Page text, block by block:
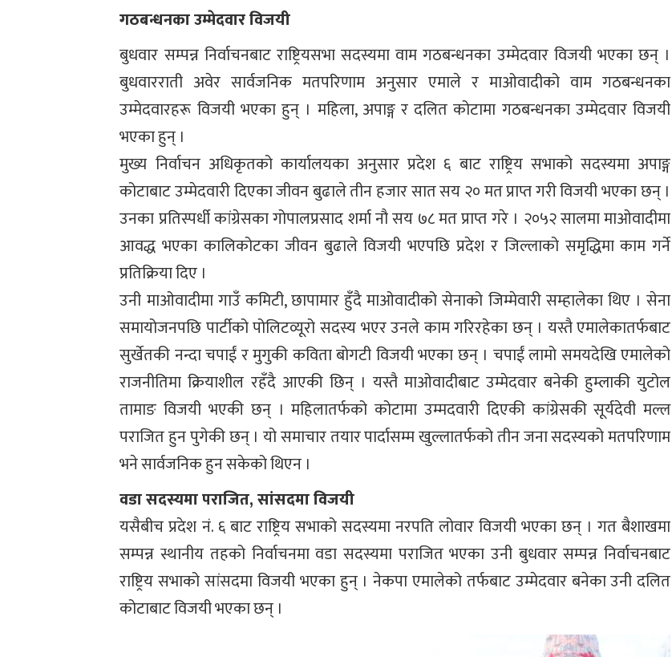
गठबन्धनका उम्मेदवार विजयी
बुधवार सम्पन्न निर्वाचनबाट राष्ट्रियसभा सदस्यमा वाम गठबन्धनका उम्मेदवार विजयी भएका छन् ।
बुधवारराती अवेर सार्वजनिक मतपरिणाम अनुसार एमाले र माओवादीको वाम गठबन्धनका
उम्मेदवारहरू विजयी भएका हुन् । महिला, अपाङ्ग र दलित कोटामा गठबन्धनका उम्मेदवार विजयी
भएका हुन् ।
मुख्य निर्वाचन अधिकृतको कार्यालयका अनुसार प्रदेश ६ बाट राष्ट्रिय सभाको सदस्यमा अपाङ्ग
कोटाबाट उम्मेदवारी दिएका जीवन बुढाले तीन हजार सात सय २० मत प्राप्त गरी विजयी भएका छन् ।
उनका प्रतिस्पर्धी कांग्रेसका गोपालप्रसाद शर्मा नौ सय ७८ मत प्राप्त गरे । २०५२ सालमा माओवादीमा
आवद्ध भएका कालिकोटका जीवन बुढाले विजयी भएपछि प्रदेश र जिल्लाको समृद्धिमा काम गर्ने
प्रतिक्रिया दिए ।
उनी माओवादीमा गाउँ कमिटी, छापामार हुँदै माओवादीको सेनाको जिम्मेवारी सम्हालेका थिए । सेना
समायोजनपछि पार्टीको पोलिटव्यूरो सदस्य भएर उनले काम गरिरहेका छन् । यस्तै एमालेकातर्फबाट
सुर्खेतकी नन्दा चपाईं र मुगुकी कविता बोगटी विजयी भएका छन् । चपाईं लामो समयदेखि एमालेको
राजनीतिमा क्रियाशील रहँदै आएकी छिन् । यस्तै माओवादीबाट उम्मेदवार बनेकी हुम्लाकी युटोल
तामाङ विजयी भएकी छन् । महिलातर्फको कोटामा उम्मदवारी दिएकी कांग्रेसकी सूर्यदेवी मल्ल
पराजित हुन पुगेकी छन् । यो समाचार तयार पार्दासम्म खुल्लातर्फको तीन जना सदस्यको मतपरिणाम
भने सार्वजनिक हुन सकेको थिएन ।
वडा सदस्यमा पराजित, सांसदमा विजयी
यसैबीच प्रदेश नं. ६ बाट राष्ट्रिय सभाको सदस्यमा नरपति लोवार विजयी भएका छन् । गत बैशाखमा
सम्पन्न स्थानीय तहको निर्वाचनमा वडा सदस्यमा पराजित भएका उनी बुधवार सम्पन्न निर्वाचनबाट
राष्ट्रिय सभाको सांसदमा विजयी भएका हुन् । नेकपा एमालेको तर्फबाट उम्मेदवार बनेका उनी दलित
कोटाबाट विजयी भएका छन् ।